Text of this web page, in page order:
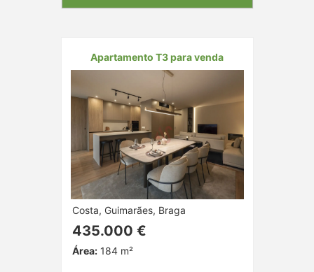
Apartamento T3 para venda
Costa, Guimarães, Braga
435.000 €
Área:184 m²